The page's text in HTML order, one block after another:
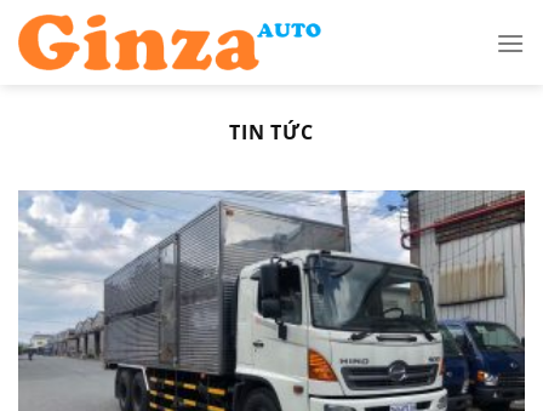
Skip
content
TIN TỨC